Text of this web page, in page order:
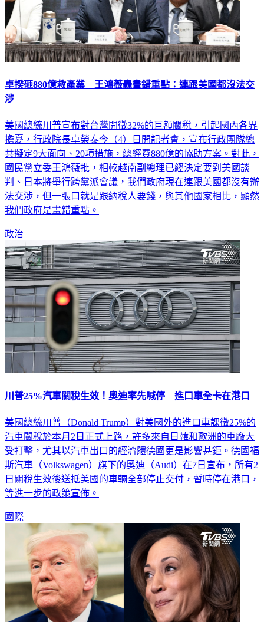
卓揆砸880億救產業 王鴻薇轟畫錯重點：連跟美國都沒法交
涉
美國總統川普宣布對台灣開徵32%的巨額關稅，引起國內各界
擔憂，行政院長卓榮泰今（4）日開記者會，宣布行政團隊總
共擬定9大面向、20項措施，總經費880億的協助方案。對此，
國民黨立委王鴻薇批，相較越南副總理已經決定要到美國談
判、日本將舉行跨黨派會議，我們政府現在連跟美國都沒有辦
法交涉，但一張口就是跟納稅人要錢，與其他國家相比，顯然
我們政府是畫錯重點。
政治
川普25%汽車關稅生效！奧迪率先喊停 進口車全卡在港口
美國總統川普（Donald Trump）對美國外的進口車課徵25%的
汽車關稅於本月2日正式上路，許多來自日韓和歐洲的車廠大
受打擊，尤其以汽車出口的經濟體德國更是影響甚鉅。德國福
斯汽車（Volkswagen）旗下的奧迪（Audi）在7日宣布，所有2
日關稅生效後送抵美國的車輛全部停止交付，暫時停在港口，
等進一步的政策宣佈。
國際